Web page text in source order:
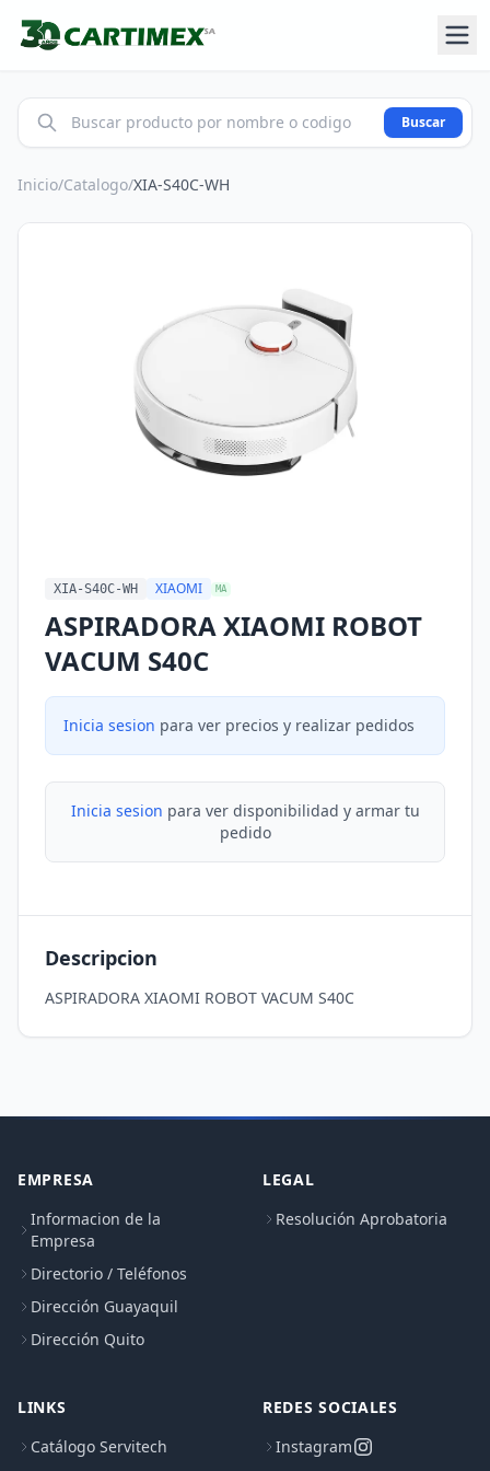
Buscar
Inicio/Catalogo/XIA-S40C-WH
XIA-S40C-WH XIAOMI MA
ASPIRADORA XIAOMI ROBOT
VACUM S40C
Inicia sesion para ver precios y realizar pedidos
Inicia sesion para ver disponibilidad y armar tu
pedido
Descripcion
ASPIRADORA XIAOMI ROBOT VACUM S40C
EMPRESA
Informacion de la
Empresa
Directorio / Teléfonos
Dirección Guayaquil
Dirección Quito
LEGAL
Resolución Aprobatoria
LINKS
Catálogo Servitech
REDES SOCIALES
Instagram